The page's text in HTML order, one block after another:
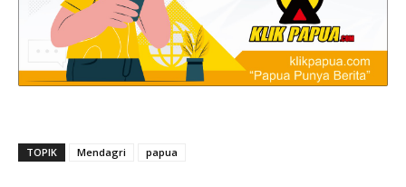
TOPIK Mendagri papua